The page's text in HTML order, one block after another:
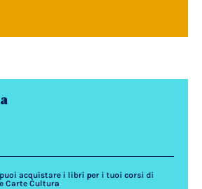
acquistare i libri per i tuoi corsi di
Carte Cultura